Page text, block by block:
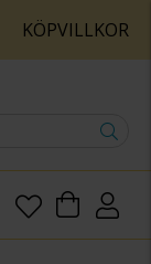
KÖPVILLKOR